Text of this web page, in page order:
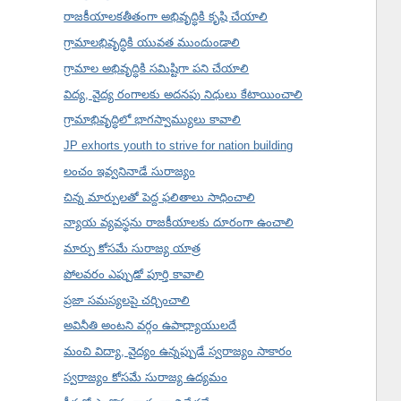
రాజకీయాలకతీతంగా అభివృద్ధికి కృషి చేయాలి
గ్రామాలభివృద్ధికి యువత ముందుండాలి
గ్రామాల అభివృద్ధికి సమిష్టిగా పని చేయాలి
విద్య, వైద్య రంగాలకు అదనపు నిధులు కేటాయించాలి
గ్రామాభివృద్ధిలో భాగస్వామ్యులు కావాలి
JP exhorts youth to strive for nation building
లంచం ఇవ్వనినాడే సురాజ్యం
చిన్న మార్పులతో పెద్ద ఫలితాలు సాధించాలి
న్యాయ వ్యవస్థను రాజకీయాలకు దూరంగా ఉంచాలి
మార్పు కోసమే సురాజ్య యాత్ర
పోలవరం ఎప్పుడో పూర్తి కావాలి
ప్రజా సమస్యలపై చర్చించాలి
అవినీతి అంటని వర్గం ఉపాధ్యాయులదే
మంచి విద్యా, వైద్యం ఉన్నప్పుడే స్వరాజ్యం సాకారం
స్వరాజ్యం కోసమే సురాజ్య ఉద్యమం